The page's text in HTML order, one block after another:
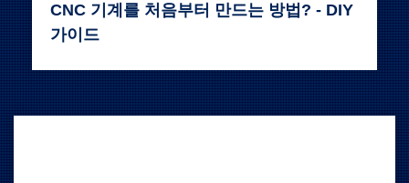
CNC 기계를 처음부터 만드는 방법? - DIY
가이드